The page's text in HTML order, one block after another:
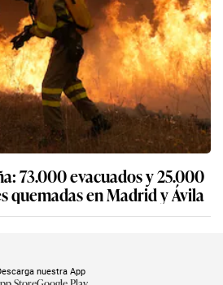
73.000 evacuados y 25.000
quemadas en Madrid y Ávila
nuestra App